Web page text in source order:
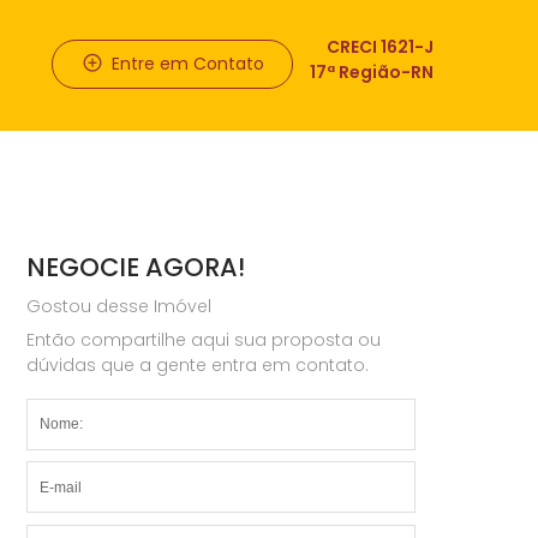
CRECI 1621-J
17ª Região-RN
Entre em Contato
NEGOCIE AGORA!
Gostou desse Imóvel
Então compartilhe aqui sua proposta ou
dúvidas que a gente entra em contato.